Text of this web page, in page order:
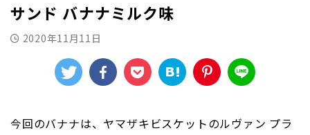
サンド バナナミルク味
2020年11月11日
今回のバナナは、ヤマザキビスケットのルヴァン プラ